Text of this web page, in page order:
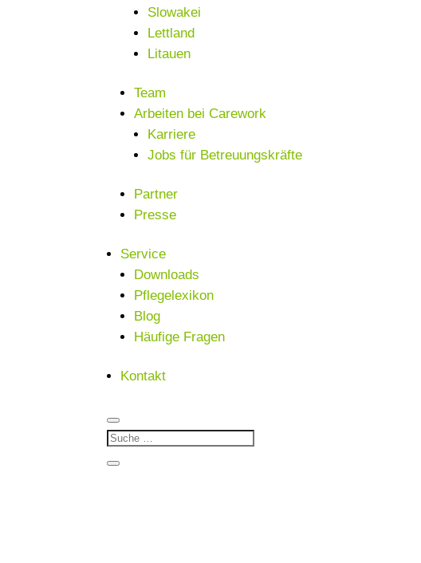
Slowakei
Lettland
Litauen
Team
Arbeiten bei Carework
Karriere
Jobs für Betreuungskräfte
Partner
Presse
Service
Downloads
Pflegelexikon
Blog
Häufige Fragen
Kontakt